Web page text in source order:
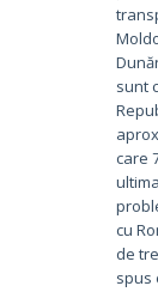
sunt
care
cu
de
spus